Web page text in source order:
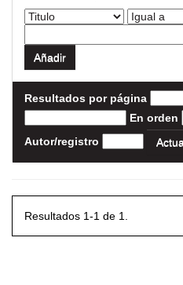
Resultados por página
En orden
Autor/registro
Resultados 1-1 de 1.